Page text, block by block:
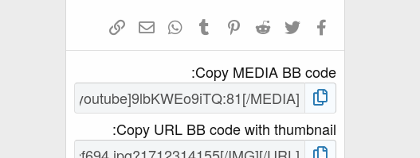
r
s
)
Facebook
Twitter
Reddit
Pinterest
Tumblr
WhatsApp
ای میل
Copy MEDIA BB code
Copy URL BB code with thumbnail